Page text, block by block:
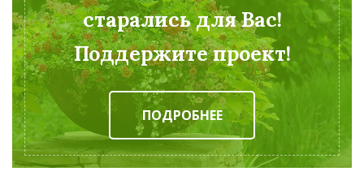
старались для Вас!
Поддержите проект!
ПОДРОБНЕЕ